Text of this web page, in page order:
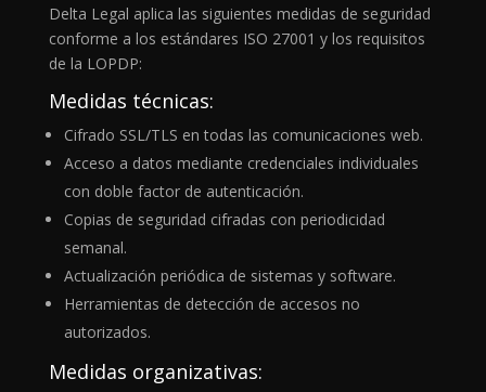
Delta Legal aplica las siguientes medidas de seguridad
conforme a los estándares ISO 27001 y los requisitos
de la LOPDP:
Medidas técnicas:
Cifrado SSL/TLS en todas las comunicaciones web.
Acceso a datos mediante credenciales individuales
con doble factor de autenticación.
Copias de seguridad cifradas con periodicidad
semanal.
Actualización periódica de sistemas y software.
Herramientas de detección de accesos no
autorizados.
Medidas organizativas: